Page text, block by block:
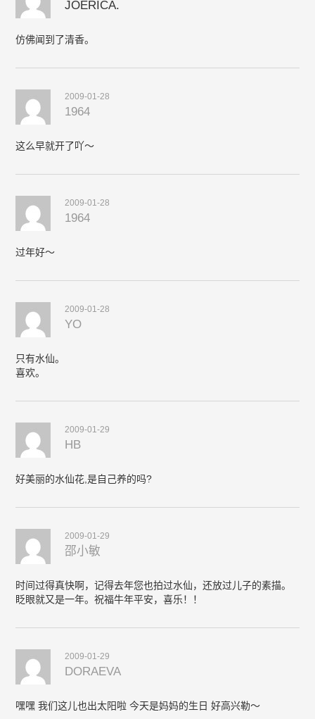
JOERICA.
仿佛闻到了清香。
2009-01-28
1964
这么早就开了吖～
2009-01-28
1964
过年好～
2009-01-28
YO
只有水仙。
喜欢。
2009-01-29
HB
好美丽的水仙花,是自己养的吗?
2009-01-29
邵小敏
时间过得真快啊，记得去年您也拍过水仙，还放过儿子的素描。
眨眼就又是一年。祝福牛年平安，喜乐！！
2009-01-29
DORAEVA
嘿嘿 我们这儿也出太阳啦 今天是妈妈的生日 好高兴勒～